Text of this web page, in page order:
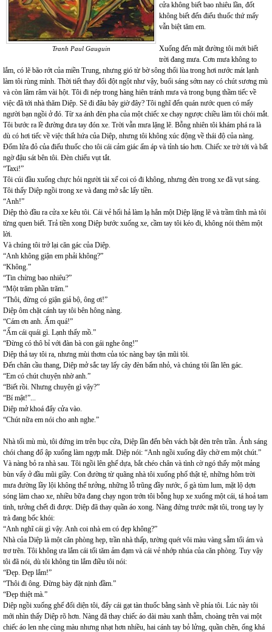
Tranh Paul Gauguin
cửa không biết bao nhiêu lần, đốt
không biết đến điếu thuốc thứ mấy
vẫn biệt tăm em.
Xuống đến mặt đường tôi mới biết
trời đang mưa. Cơn mưa không to
lắm, có lẽ bão rớt của miền Trung, nhưng gió từ bờ sông thổi lùa trong hơi nước mát lạnh
làm tôi rùng mình. Thời tiết thay đổi đột ngột như vậy, buổi sáng sớm nay có chút sương mù
và còn lâm râm vài hột. Tôi đi nép trong hàng hiên tránh mưa và trong bụng thầm tiếc về
việc đã tới nhà thăm Diệp. Sẽ đi đâu bây giờ đây? Tôi nghĩ đến quán nước quen có mấy
người bạn ngồi ở đó. Từ xa ánh đèn pha của một chiếc xe chạy ngược chiều làm tôi chói mắt.
Tôi bước ra lề đường đưa tay đón xe. Trời vẫn mưa lặng lẽ. Bỗng nhiên tôi khám phá ra là
dù có hơi tiếc về việc thất hứa của Diệp, nhưng tôi không xúc động về thái độ của nàng.
Đốm lửa đỏ của điếu thuốc cho tôi cái cảm giác ấm áp và tỉnh táo hơn. Chiếc xe trờ tới và bất
ngờ đậu sát bên tôi. Đèn chiếu vụt tắt.
“Taxi!”
Tôi cúi đầu xuống chực hỏi người tài xế coi có đi không, nhưng đèn trong xe đã vụt sáng.
Tôi thấy Diệp ngồi trong xe và đang mở sắc lấy tiền.
“Anh!”
Diệp thò đầu ra cửa xe kêu tôi. Cái vẻ hối hả làm lạ hẳn một Diệp lặng lẽ và trầm tĩnh mà tôi
từng quen biết. Trả tiền xong Diệp bước xuống xe, cầm tay tôi kéo đi, không nói thêm một
lời.
Và chúng tôi trở lại căn gác của Diệp.
“Anh không giận em phải không?”
“Không.”
“Tin chừng bao nhiêu?”
“Một trăm phần trăm.”
“Thôi, đừng có giận giả bộ, ông ơi!”
Diệp ôm chặt cánh tay tôi bên hông nàng.
“Cám ơn anh. Ấm quá!”
“Ấm cái quái gì. Lạnh thấy mồ.”
“Đừng có thô bỉ với đàn bà con gái nghe ông!”
Diệp thả tay tôi ra, nhưng mùi thơm của tóc nàng bay tận mũi tôi.
Đến chân cầu thang, Diệp mở sắc tay lấy cây đèn bấm nhỏ, và chúng tôi lần lên gác.
“Em có chút chuyện nhờ anh.”
“Biết rồi. Nhưng chuyện gì vậy?”
“Bí mật!”...
Diệp mở khoá đẩy cửa vào.
“Chút nữa em nói cho anh nghe.”
Nhà tối mù mù, tôi đứng im trên bục cửa, Diệp lần đến bên vách bật đèn trên trần. Ánh sáng
chói chang đổ ập xuống làm ngợp mắt. Diệp nói: “Anh ngồi xuống đây chờ em một chút.”
Và nàng bỏ ra nhà sau. Tôi ngồi lên ghế dựa, bắt chéo chân và tình cờ ngó thấy một mảng
bùn vấy ở đầu mũi giầy. Con đường từ quãng nhà tôi xuống phố thật tệ, những hôm trời
mưa đường lầy lội không thể tưởng, những lỗ trũng đầy nước, ổ gà tùm lum, mặt lộ dợn
sóng làm chao xe, nhiều bữa đang chạy ngon trớn tôi bỗng hụp xe xuống một cái, tá hoả tam
tinh, tưởng chết đi được. Diệp đã thay quần áo xong. Nàng đứng trước mặt tôi, trong tay ly
trà đang bốc khói:
“Anh nghĩ cái gì vậy. Anh coi nhà em có đẹp không?”
Nhà của Diệp là một căn phòng hẹp, trần nhà thấp, tường quét vôi màu vàng sẫm tối ám và
trơ trẽn. Tôi không ưa lắm cái tối tăm ảm đạm và cái vẻ nhớp nhúa của căn phòng. Tuy vậy
tôi đã nói, dù tôi không tin lắm điều tôi nói:
“Đẹp. Đẹp lắm!”
“Thôi đi ông. Đừng bày đặt nịnh đầm.”
“Đẹp thiệt mà.”
Diệp ngồi xuống ghế đối diện tôi, đẩy cái gạt tàn thuốc bằng sành về phía tôi. Lúc này tôi
mới nhìn thấy Diệp rõ hơn. Nàng đã thay chiếc áo dài màu xanh thẫm, choàng trên vai một
chiếc áo len nhẹ cùng màu nhưng nhạt hơn nhiều, hai cánh tay bỏ lửng, quần chẽn, ống khá